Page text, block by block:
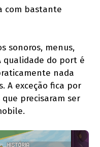
com bastante
sonoros, menus,
qualidade do port é
nada
A exceção fica por
precisaram ser